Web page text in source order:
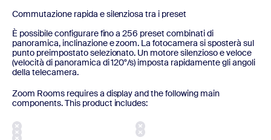
Commutazione rapida e silenziosa tra i preset
È possibile configurare fino a 256 preset combinati di
panoramica, inclinazione e zoom. La fotocamera si sposterà sul
punto preimpostato selezionato. Un motore silenzioso e veloce
(velocità di panoramica di 120°/s) imposta rapidamente gli angoli
della telecamera.
Zoom Rooms requires a display and the following main
components. This product includes: